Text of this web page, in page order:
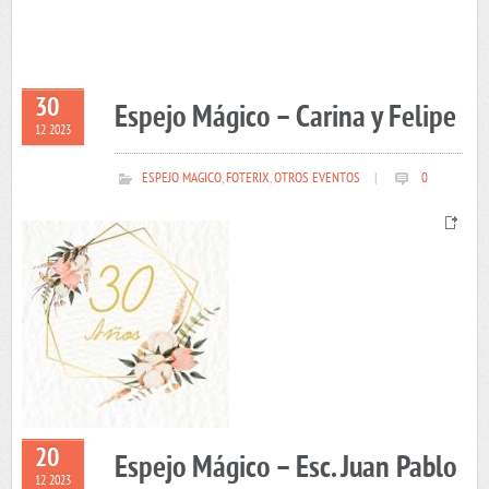
30
12 2023 Espejo Mágico – Carina y Felipe
ESPEJO MAGICO,FOTERIX,OTROS EVENTOS 0
20
12 2023
Espejo Mágico – Esc. Juan Pablo